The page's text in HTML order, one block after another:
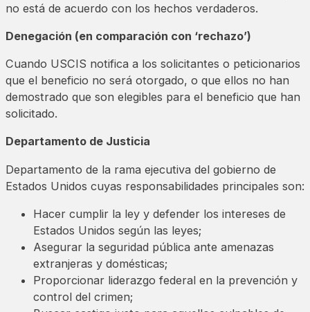
no está de acuerdo con los hechos verdaderos.
Denegación (en comparación con ‘rechazo’)
Cuando USCIS notifica a los solicitantes o peticionarios
que el beneficio no será otorgado, o que ellos no han
demostrado que son elegibles para el beneficio que han
solicitado.
Departamento de Justicia
Departamento de la rama ejecutiva del gobierno de
Estados Unidos cuyas responsabilidades principales son:
Hacer cumplir la ley y defender los intereses de
Estados Unidos según las leyes;
Asegurar la seguridad pública ante amenazas
extranjeras y domésticas;
Proporcionar liderazgo federal en la prevención y
control del crimen;